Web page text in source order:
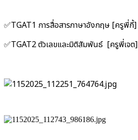
✅TGAT1 การสื่อสารภาษาอังกฤษ [ครูพี่กี้]​​
✅TGAT2 ตัวเลขและมิติสัมพันธ์ [ครูพี่เจต]